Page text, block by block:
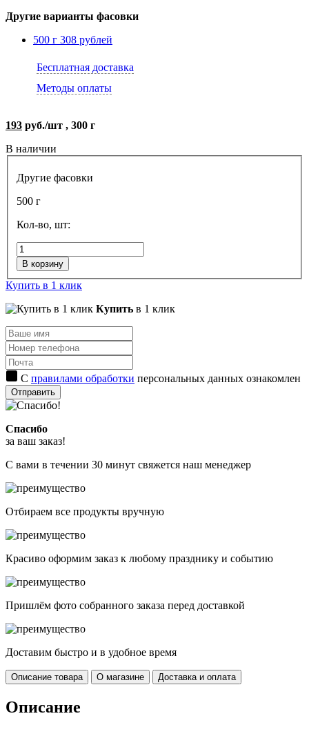
Другие варианты фасовки
500 г 308 рублей
Бесплатная доставка
Методы оплаты
193 руб./шт , 300 г
В наличии
Другие фасовки
500 г
Кол-во, шт:
В корзину
Купить в 1 клик
Купить в 1 клик
С правилами обработки персональных данных ознакомлен
Отправить
Спасибо
за ваш заказ!
С вами в течении 30 минут свяжется наш менеджер
Отбираем все продукты вручную
Красиво оформим заказ к любому празднику и событию
Пришлём фото собранного заказа перед доставкой
Доставим быстро и в удобное время
Описание товара О магазине Доставка и оплата
Описание